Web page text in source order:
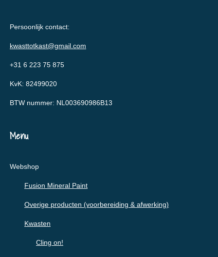
Persoonlijk contact:
kwasttotkast@gmail.com
+31 6 223 75 875
KvK: 82499020
BTW nummer: NL003690986B13
Menu
Webshop
Fusion Mineral Paint
Overige producten (voorbereiding & afwerking)
Kwasten
Cling on!